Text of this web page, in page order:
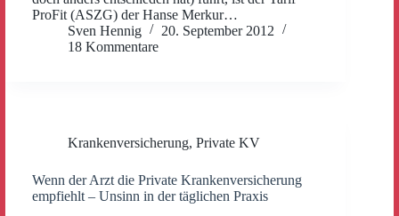
ProFit (ASZG) der Hanse Merkur…
Sven Hennig
20. September 2012
18 Kommentare
Krankenversicherung, Private KV
Wenn der Arzt die Private Krankenversicherung
empfiehlt – Unsinn in der täglichen Praxis